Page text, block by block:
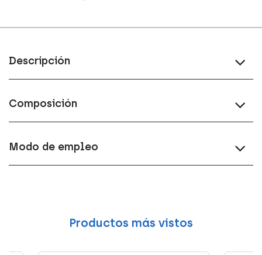
Descripción
Composición
Modo de empleo
Productos más vistos